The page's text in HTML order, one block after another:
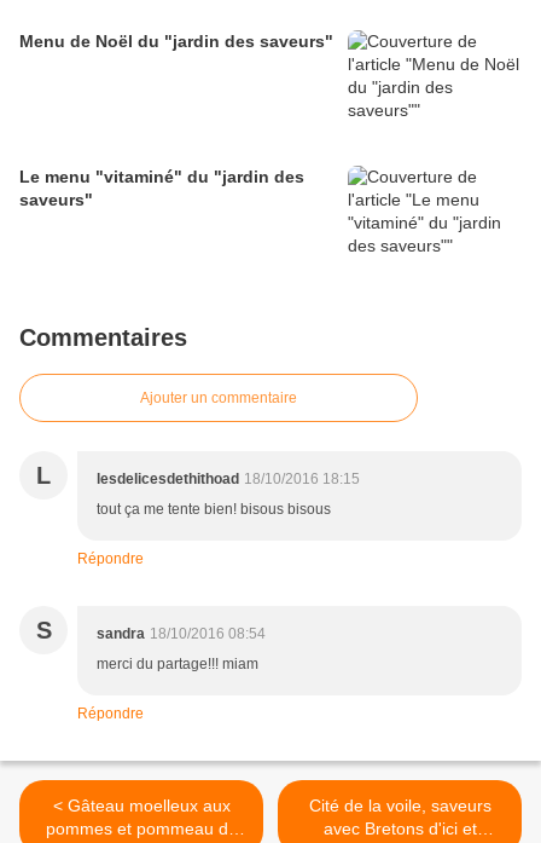
Menu de Noël du "jardin des saveurs"
Le menu "vitaminé" du "jardin des
saveurs"
Commentaires
Ajouter un commentaire
L lesdelicesdethithoad 18/10/2016 18:15
tout ça me tente bien! bisous bisous
Répondre
S sandra 18/10/2016 08:54
merci du partage!!! miam
Répondre
< Gâteau moelleux aux
pommes et pommeau de
Cité de la voile, saveurs
avec Bretons d'ici et